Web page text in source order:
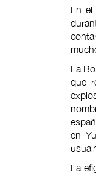
En el
La
que
en
La